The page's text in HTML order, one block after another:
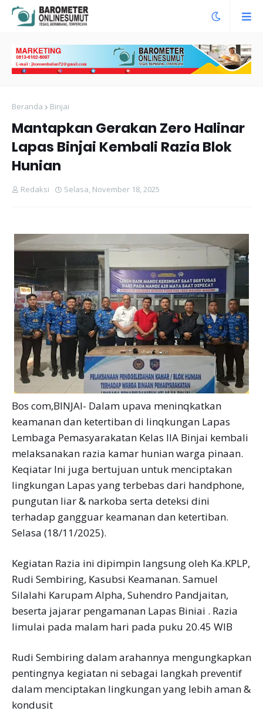
Beranda Binjai
Mantapkan Gerakan Zero Halinar
Lapas Binjai Kembali Razia Blok
Hunian
Redaksi Selasa, November 18, 2025
Bos com,BINJAI- Dalam upava meninqkatkan
keamanan dan ketertiban di linqkungan Lapas
Lembaga Pemasyarakatan Kelas IIA Binjai kembali
melaksanakan razia kamar hunian warga pinaan.
Keqiatar Ini juga bertujuan untuk menciptakan
Iingkungan Lapas yang terbebas dari handphone,
pungutan liar & narkoba serta deteksi dini
terhadap gangguar keamanan dan ketertiban.
Selasa (18/11/2025).
Kegiatan Razia ini dipimpin langsung oleh Ka.KPLP,
Rudi Sembiring, Kasubsi Keamanan. Samuel
Silalahi Karupam Alpha, Suhendro Pandjaitan,
beserta jajarar pengamanan Lapas Biniai . Razia
limulai pada malam hari pada puku 20.45 WIB
Rudi Sembiring dalam arahannya mengungkapkan
pentingnya kegiatan ni sebagai langkah preventif
dalam menciptakan lingkungan yang lebih aman &
kondusit